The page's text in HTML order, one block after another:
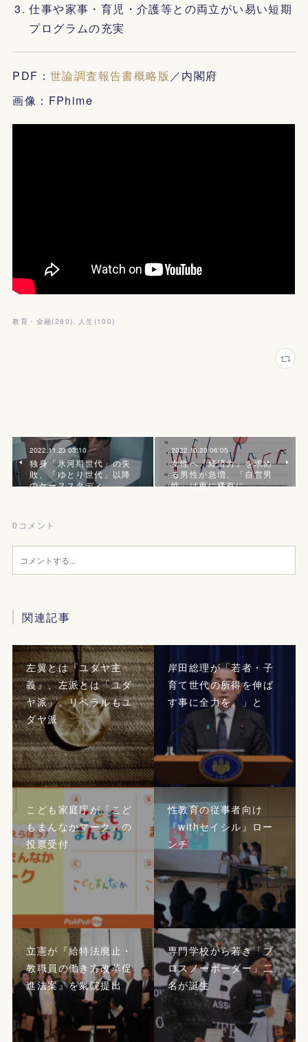
仕事や家事・育児・介護等との両立がい易い短期
プログラムの充実
PDF： 世論調査報告書概略版 ／内閣府
画像：FPhime
教育・金融(260) 人生 (100)
2022.11.23 03:10
独身「氷河期世代」の失
敗、「ゆとり世代」以降
のケーススタディ
2022.10.20 06:05
女性へ『経済力』を求め
る男性が急増、「自営男
性」は更に稀有に
0 コメント
関連記事
左翼とは『ユダヤ主
義』、左派とは「ユダ
ヤ派」。リベラルもユ
ダヤ派
岸田総理が「若者・子
育て世代の所得を伸ば
す事に全力を。」と
こども家庭庁が『こど
もまんなかマーク』の
投票受付
性教育の従事者向け
『withセイシル』ロー
ンチ
立憲が『給特法廃止・
教職員の働き方改革促
進法案』を衆院提出
専門学校から若き「プ
ロスノーボーダー」二
名が誕生